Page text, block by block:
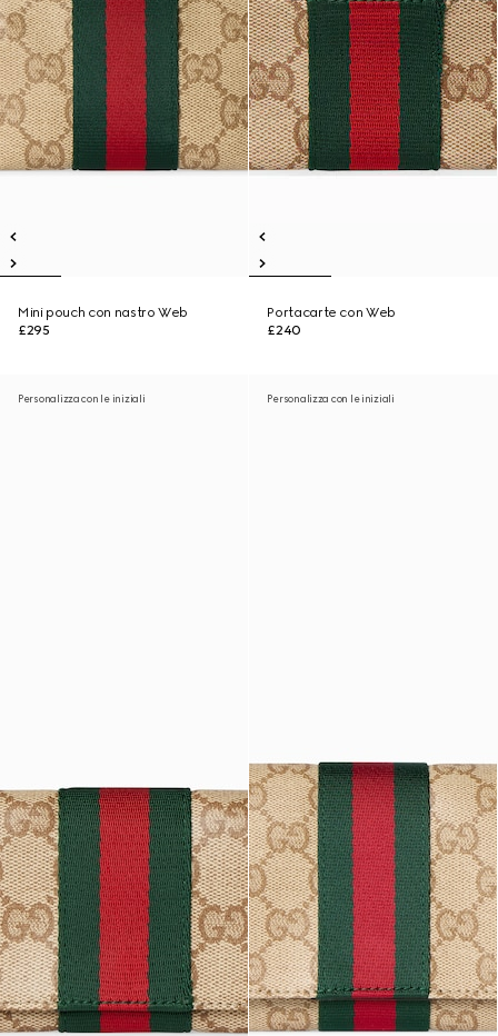
Mini pouch con nastro Web
£295
Portacarte con Web
£240
Personalizza con le iniziali Personalizza con le iniziali